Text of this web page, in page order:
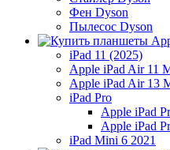
Фен Dyson
Пылесос Dyson
iPad 11 (2025)
Apple iPad Air 11
Apple iPad Air 13
iPad Pro
Apple iPad
Apple iPad
iPad Mini 6 2021